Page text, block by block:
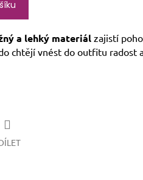
a lehký materiálzajistí
chtějí vnést do outfitu radost